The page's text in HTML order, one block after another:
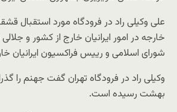
علی وکیلی راد در فرودگاه مورد استقبال
خارجه در امور ایرانیان خارج از کشور و
شورای اسلامی و رییس فراکسیون ایرانیان
وکیلی راد در فرودگاه تهران گفت جهنم را
بهشت رسیده است.